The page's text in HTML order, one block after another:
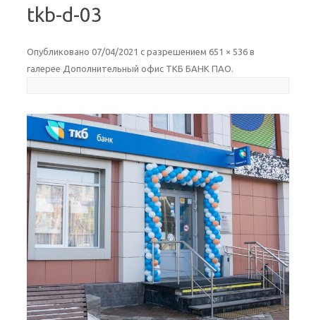
tkb-d-03
Опубликовано 07/04/2021 с разрешением 651 × 536 в
галерее Дополнительный офис ТКБ БАНК ПАО.